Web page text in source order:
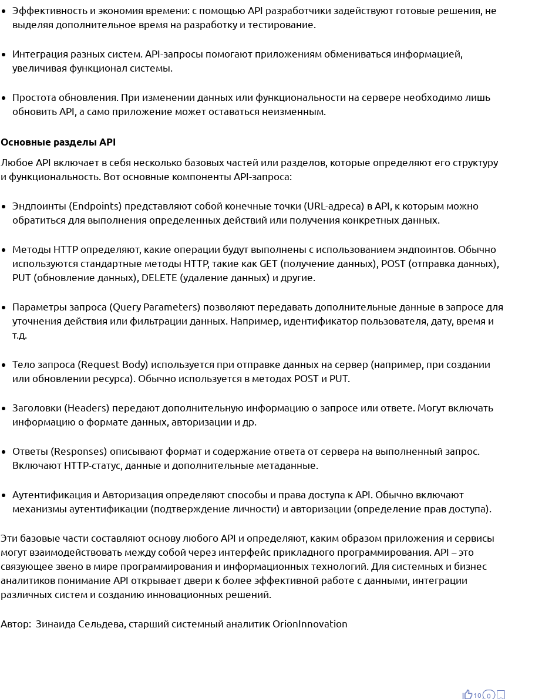
Эффективность и экономия времени: с помощью API разработчики задействуют готовые решения, не
выделяя дополнительное время на разработку и тестирование.
Интеграция разных систем. API-запросы помогают приложениям обмениваться информацией,
увеличивая функционал системы.
Простота обновления. При изменении данных или функциональности на сервере необходимо лишь
обновить API, а само приложение может оставаться неизменным.
Основные разделы API
Любое API включает в себя несколько базовых частей или разделов, которые определяют его структуру
и функциональность. Вот основные компоненты API-запроса:
Эндпоинты (Endpoints) представляют собой конечные точки (URL-адреса) в API, к которым можно
обратиться для выполнения определенных действий или получения конкретных данных.
Методы HTTP определяют, какие операции будут выполнены с использованием эндпоинтов. Обычно
используются стандартные методы HTTP, такие как GET (получение данных), POST (отправка данных),
PUT (обновление данных), DELETE (удаление данных) и другие.
Параметры запроса (Query Parameters) позволяют передавать дополнительные данные в запросе для
уточнения действия или фильтрации данных. Например, идентификатор пользователя, дату, время и
т.д.
Тело запроса (Request Body) используется при отправке данных на сервер (например, при создании
или обновлении ресурса). Обычно используется в методах POST и PUT.
Заголовки (Headers) передают дополнительную информацию о запросе или ответе. Могут включать
информацию о формате данных, авторизации и др.
Ответы (Responses) описывают формат и содержание ответа от сервера на выполненный запрос.
Включают HTTP-статус, данные и дополнительные метаданные.
Аутентификация и Авторизация определяют способы и права доступа к API. Обычно включают
механизмы аутентификации (подтверждение личности) и авторизации (определение прав доступа).
Эти базовые части составляют основу любого API и определяют, каким образом приложения и сервисы
могут взаимодействовать между собой через интерфейс прикладного программирования. API – это
связующее звено в мире программирования и информационных технологий. Для системных и бизнес
аналитиков понимание API открывает двери к более эффективной работе с данными, интеграции
различных систем и созданию инновационных решений.
Автор: Зинаида Сельдева, старший системный аналитик OrionInnovation
10 0